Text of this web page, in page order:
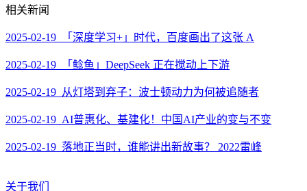
相关新闻
2025-02-19 「深度学习+」时代，百度画出了这张 A
2025-02-19 「鲶鱼」DeepSeek 正在搅动上下游
2025-02-19 从灯塔到弃子：波士顿动力为何被追随者
2025-02-19 AI普惠化、基建化！中国AI产业的变与不变
2025-02-19 落地正当时，谁能讲出新故事？ 2022雷峰
关于我们